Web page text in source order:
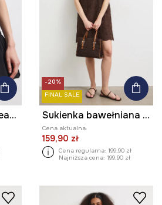
Spódnica bombka jeansowa gładka
-20%
FINAL SALE
Sukienka bawełniana z haftami
Cena aktualna:
159,90 zł
Cena regularna: 199,90 zł
Najniższa cena: 199,90 zł